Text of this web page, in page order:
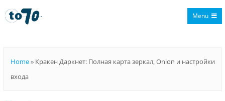
Menu
Home» Кракен Даркнет: Полная карта зеркал, Onion и настройки
входа